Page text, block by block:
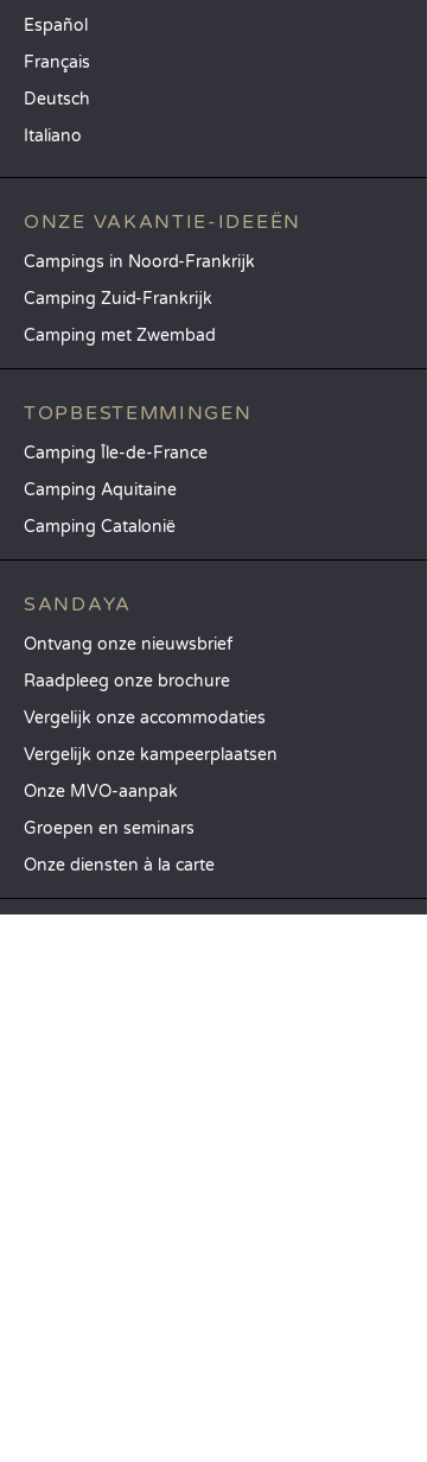
Español
Français
Deutsch
Italiano
ONZE VAKANTIE-IDEEËN
Campings in Noord-Frankrijk
Camping Zuid-Frankrijk
Camping met Zwembad
TOPBESTEMMINGEN
Camping Île-de-France
Camping Aquitaine
Camping Catalonië
SANDAYA
Ontvang onze nieuwsbrief
Raadpleeg onze brochure
Vergelijk onze accommodaties
Vergelijk onze kampeerplaatsen
Onze MVO-aanpak
Groepen en seminars
Onze diensten à la carte